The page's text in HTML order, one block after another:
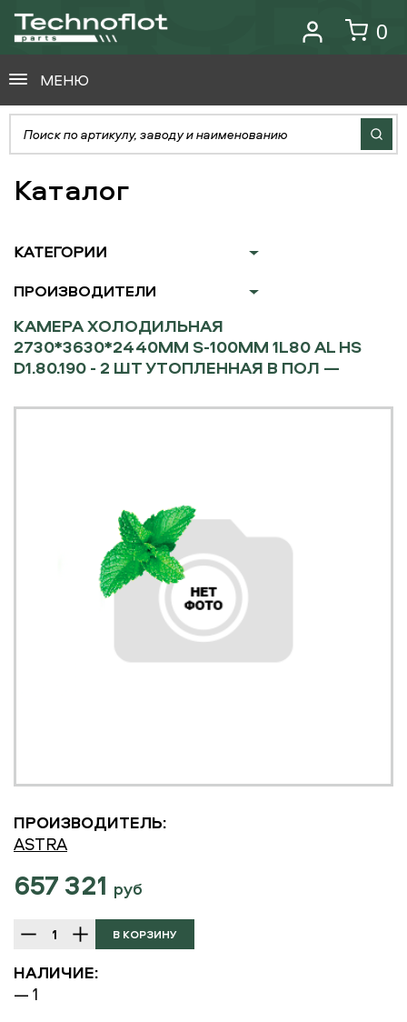
0
МЕНЮ
Каталог
КАТЕГОРИИ
ПРОИЗВОДИТЕЛИ
КАМЕРА ХОЛОДИЛЬНАЯ
2730*3630*2440ММ S-100ММ 1L80 AL HS
D1.80.190 - 2 ШТ УТОПЛЕННАЯ В ПОЛ —
ПРОИЗВОДИТЕЛЬ:
ASTRA
657 321 руб
НАЛИЧИЕ:
— 1